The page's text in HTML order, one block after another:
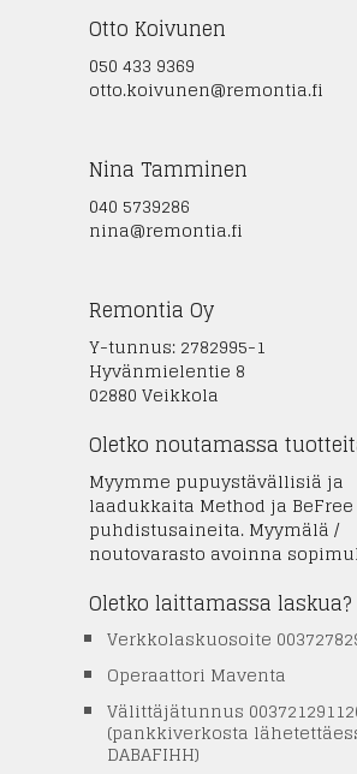
Otto Koivunen
050 433 9369
otto.koivunen@remontia.fi
Nina Tamminen
040 5739286
nina@remontia.fi
Remontia Oy
Y-tunnus: 2782995-1
Hyvänmielentie 8
02880 Veikkola
Oletko noutamassa
Myymme pupuystävällisiä ja
laadukkaita Method ja
puhdistusaineita. Myymälä /
noutovarasto avoinna
Oletko laittamassa laskua?
Verkkolaskuosoite
Operaattori Maventa
Välittäjätunnus
(pankkiverkosta
DABAFIHH)